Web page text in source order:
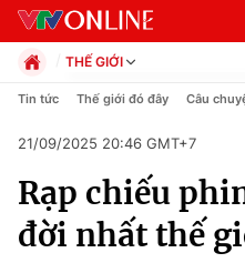
Chuyên mục
Chính trị
THẾ GIỚI
Chính trị
Pháp luật
Kinh tế
Thể thao
Truyền hình
Tin tức Thế giới đó đây Câu
21/09/2025 20:46 GMT+7
Rạp chiếu
đời nhất thế